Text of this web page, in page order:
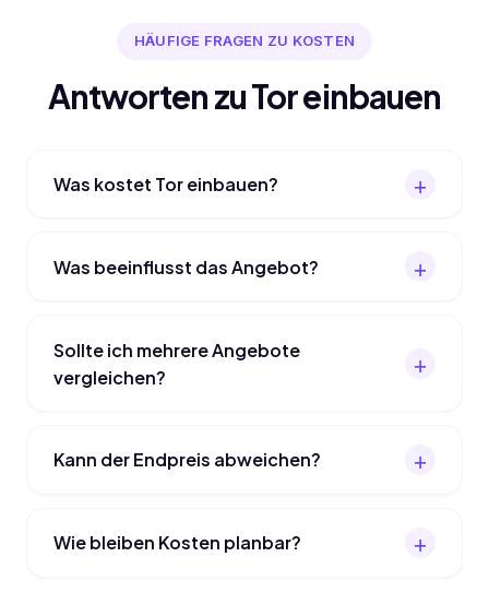
HÄUFIGE FRAGEN ZU KOSTEN
Antworten zu Tor einbauen
Was kostet Tor einbauen?
Was beeinflusst das Angebot?
Sollte ich mehrere Angebote
vergleichen?
Kann der Endpreis abweichen?
Wie bleiben Kosten planbar?